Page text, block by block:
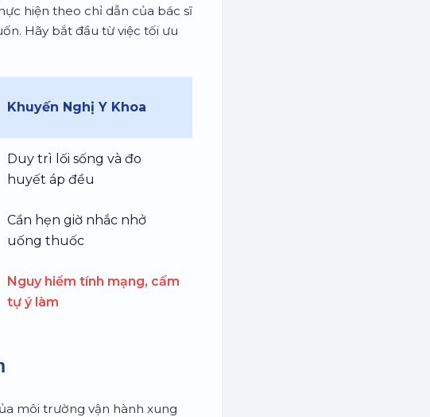
hiện theo chỉ dẫn của bác sĩ
Hãy bắt đầu từ việc tối ưu
Khuyến Nghị Y Khoa
Duy trì lối sống và đo
huyết áp đều
Cần hẹn giờ nhắc nhở
uống thuốc
Nguy hiểm tính mạng, cấm
tự ý làm
môi trường vận hành xung